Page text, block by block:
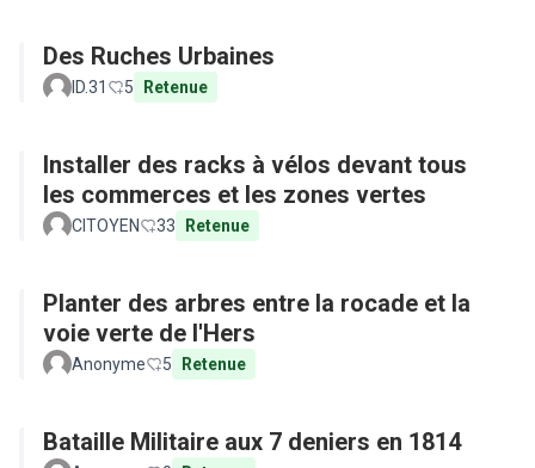
Des Ruches Urbaines
ID.31 5 Retenue
Installer des racks à vélos devant tous
les commerces et les zones vertes
CITOYEN 33 Retenue
Planter des arbres entre la rocade et la
voie verte de l'Hers
Anonyme 5 Retenue
Bataille Militaire aux 7 deniers en 1814